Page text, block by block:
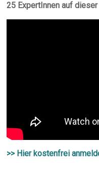
25 ExpertInnen auf
>> Hier kostenfrei